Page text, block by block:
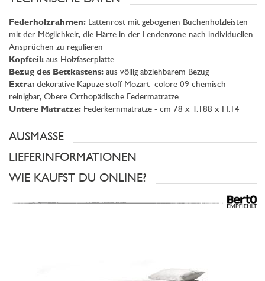
Federholzrahmen: Lattenrost mit gebogenen Buchenholzleisten
mit der Möglichkeit, die Härte in der Lendenzone nach individuellen
Ansprüchen zu regulieren
Kopfteil: aus Holzfaserplatte
Bezug des Bettkastens: aus völlig abziehbarem Bezug
Extra: dekorative Kapuze stoff Mozart colore 09 chemisch
reinigbar, Obere Orthopädische Federmatratze
Untere Matratze: Federkernmatratze - cm 78 x T.188 x H.14
AUSMASSE
LIEFERINFORMATIONEN
WIE KAUFST DU ONLINE?